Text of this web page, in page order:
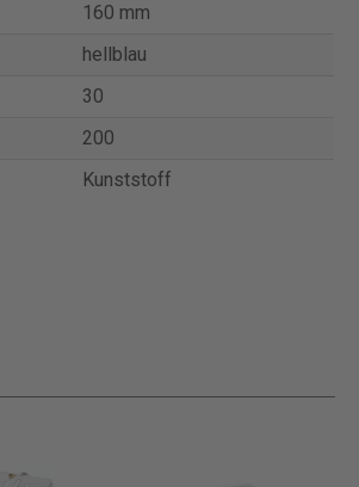
160 mm
hellblau
30
200
Kunststoff